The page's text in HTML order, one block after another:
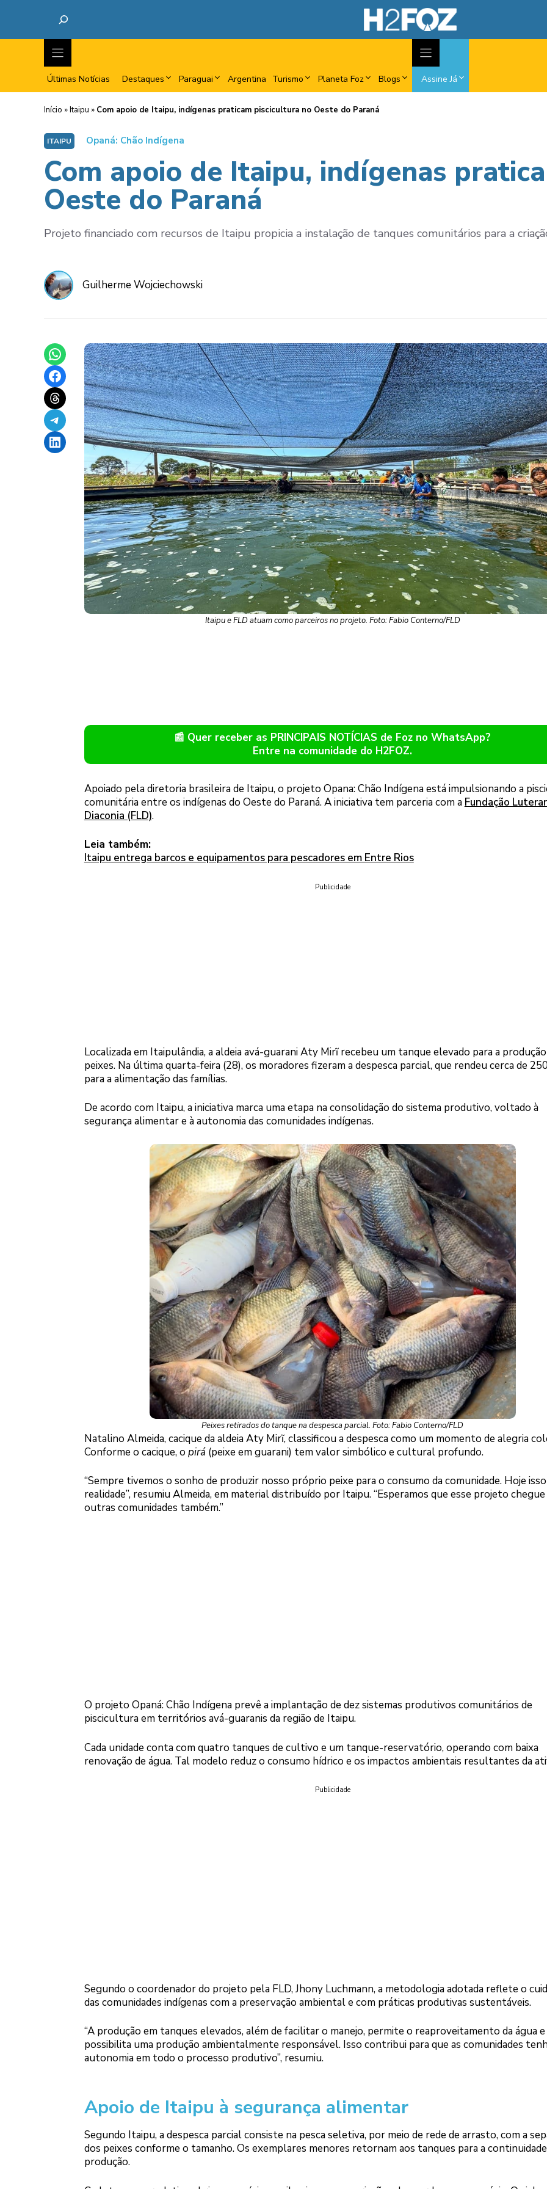
Últimas Notícias Destaques Paraguai Argentina Turismo Planeta Foz Blogs Assine Já
Início »Itaipu » Com apoio de Itaipu, indígenas praticam piscicultura no Oeste do Paraná
ITAIPU Opaná: Chão Indígena
Com apoio de Itaipu, indígenas
Oeste do Paraná
Projeto financiado com recursos de Itaipu propicia a instalação de tanques comunitários para a
Guilherme Wojciechowski
Share on WhatsApp
Share on Facebook
Share on Threads
Share on Telegram
Share on LinkedIn
Itaipu e FLD atuam como parceiros no projeto. Foto: Fabio Conterno/FLD
📰 Quer receber as PRINCIPAIS NOTÍCIAS de Foz no WhatsApp?
Entre na comunidade do H2FOZ.
Apoiado pela diretoria brasileira de Itaipu, o projeto Opana: Chão Indígena está impulsionando a
comunitária entre os indígenas do Oeste do Paraná. A iniciativa tem parceria com a Fundação
Diaconia (FLD).
Leia também:
Itaipu entrega barcos e equipamentos para pescadores em Entre Rios
Publicidade
Localizada em Itaipulândia, a aldeia avá-guarani Aty Mirĩ recebeu um tanque elevado para a
peixes. Na última quarta-feira (28), os moradores fizeram a despesca parcial, que rendeu cerca de
para a alimentação das famílias.
De acordo com Itaipu, a iniciativa marca uma etapa na consolidação do sistema produtivo, voltado à
segurança alimentar e à autonomia das comunidades indígenas.
Peixes retirados do tanque na despesca parcial. Foto: Fabio Conterno/FLD
Natalino Almeida, cacique da aldeia Aty Mirĩ, classificou a despesca como um momento de alegria
Conforme o cacique, o pirá(peixe em guarani) tem valor simbólico e cultural profundo.
“Sempre tivemos o sonho de produzir nosso próprio peixe para o consumo da comunidade. Hoje
realidade”, resumiu Almeida, em material distribuído por Itaipu. “Esperamos que esse projeto chegue
outras comunidades também.”
O projeto Opaná: Chão Indígena prevê a implantação de dez sistemas produtivos comunitários de
piscicultura em territórios avá-guaranis da região de Itaipu.
Cada unidade conta com quatro tanques de cultivo e um tanque-reservatório, operando com baixa
renovação de água. Tal modelo reduz o consumo hídrico e os impactos ambientais resultantes da
Publicidade
Segundo o coordenador do projeto pela FLD, Jhony Luchmann, a metodologia adotada reflete o
das comunidades indígenas com a preservação ambiental e com práticas produtivas sustentáveis.
“A produção em tanques elevados, além de facilitar o manejo, permite o reaproveitamento da água e
possibilita uma produção ambientalmente responsável. Isso contribui para que as comunidades
autonomia em todo o processo produtivo”, resumiu.
Apoio de Itaipu à segurança alimentar
Segundo Itaipu, a despesca parcial consiste na pesca seletiva, por meio de rede de arrasto, com a
dos peixes conforme o tamanho. Os exemplares menores retornam aos tanques para a
produção.